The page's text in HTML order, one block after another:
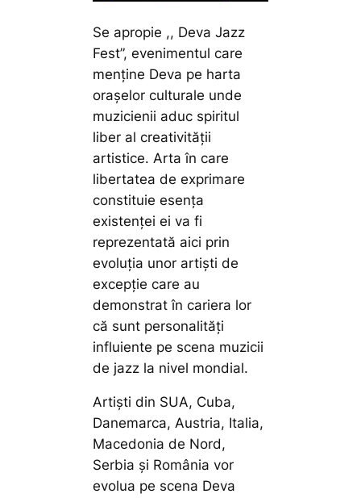
Se apropie ,, Deva Jazz
Fest”, evenimentul care
menține Deva pe harta
orașelor culturale unde
muzicienii aduc spiritul
liber al creativității
artistice. Arta în care
libertatea de exprimare
constituie esența
existenței ei va fi
reprezentată aici prin
evoluția unor artiști de
excepție care au
demonstrat în cariera lor
că sunt personalități
influiente pe scena muzicii
de jazz la nivel mondial.
Artiști din SUA, Cuba,
Danemarca, Austria, Italia,
Macedonia de Nord,
Serbia și România vor
evolua pe scena Deva